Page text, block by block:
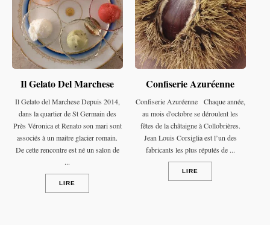
Il Gelato Del Marchese
Il Gelato del Marchese Depuis 2014,
dans la quartier de St Germain des
Près Véronica et Renato son mari sont
associés à un maitre glacier romain.
De cette rencontre est né un salon de
...
LIRE
Confiserie Azuréenne
Confiserie Azuréenne Chaque année,
au mois d'octobre se déroulent les
fêtes de la châtaigne à Collobrières.
Jean Louis Corsiglia est l’un des
fabricants les plus réputés de ...
LIRE